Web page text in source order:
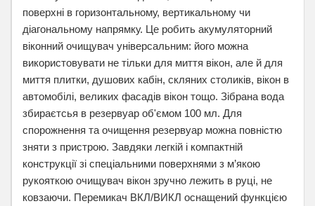
поверхні в горизонтальному, вертикальному чи
діагональному напрямку. Це робить акумуляторний
віконний очищувач універсальним: його можна
використовувати не тільки для миття вікон, але й для
миття плитки, душових кабін, скляних столиків, вікон в
автомобілі, великих фасадів вікон тощо. Зібрана вода
збираєтсья в резервуар об'ємом 100 мл. Для
спорожнення та очищення резервуар можна повністю
зняти з пристрою. Завдяки легкій і компактній
конструкції зі спеціальними поверхнями з м’якою
рукояткою очищувач вікон зручно лежить в руці, не
ковзаючи. Перемикач ВКЛ/ВИКЛ оснащений функцією